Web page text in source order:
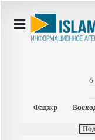
6
Фаджр